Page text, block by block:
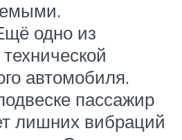
одно из
автомобиля.
пассажир
лишних вибраций